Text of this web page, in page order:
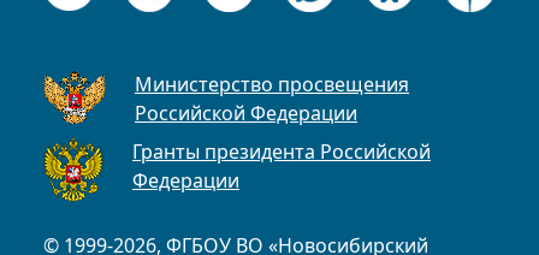
© 1999-2026, ФГБОУ ВО «Новосибирский
Министерство просвещения
Российской Федерации
Гранты президента Российской
Федерации